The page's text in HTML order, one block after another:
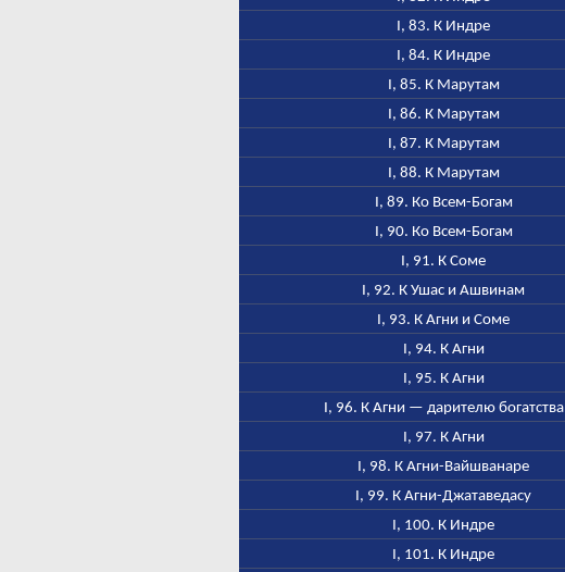
I, 83. К Индре
I, 84. К Индре
I, 85. К Марутам
I, 86. К Марутам
I, 87. К Марутам
I, 88. К Марутам
I, 89. Ко Всем-Богам
I, 90. Ко Всем-Богам
I, 91. К Соме
I, 92. К Ушас и Ашвинам
I, 93. К Агни и Соме
I, 94. К Агни
I, 95. К Агни
I, 96. К Агни — дарителю богатства
I, 97. К Агни
I, 98. К Агни-Вайшванаре
I, 99. К Агни-Джатаведасу
I, 100. К Индре
I, 101. К Индре